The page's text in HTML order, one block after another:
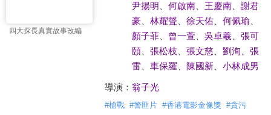
四大探長真實故事改編
尹揚明
何啟南、 王慶南、 謝君
豪
林耀聲、 徐天佑、 何佩瑜、
顏子菲、 曾一萱、 吳卓羲
張可
頤、 張松枝 張文慈、 劉洵
張
雷、 車保羅 陳國新、 小林成男
導演： 翁子光
#槍戰 #警匪片 #香港電影金像獎 #貪污